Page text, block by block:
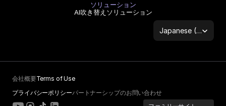
ソリューション
AI吹き替えソリューション
Select Language
Japanese (Japan)
会社概要Terms of Use
プライバシーポリシーパートナーシップのお問い合わせ